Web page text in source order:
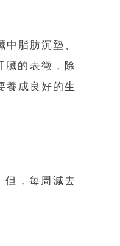
脂肪沉墊、
臟的表徵，除
養成良好的生
，每周減去